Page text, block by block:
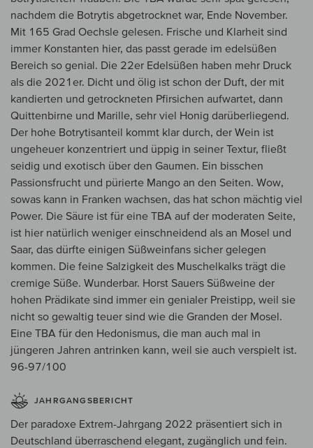
nachdem die Botrytis abgetrocknet war, Ende November.
Mit 165 Grad Oechsle gelesen. Frische und Klarheit sind
immer Konstanten hier, das passt gerade im edelsüßen
Bereich so genial. Die 22er Edelsüßen haben mehr Druck
als die 2021er. Dicht und ölig ist schon der Duft, der mit
kandierten und getrockneten Pfirsichen aufwartet, dann
Quittenbirne und Marille, sehr viel Honig darüberliegend.
Der hohe Botrytisanteil kommt klar durch, der Wein ist
ungeheuer konzentriert und üppig in seiner Textur, fließt
seidig und exotisch über den Gaumen. Ein bisschen
Passionsfrucht und pürierte Mango an den Seiten. Wow,
sowas kann in Franken wachsen, das hat schon mächtig viel
Power. Die Säure ist für eine TBA auf der moderaten Seite,
ist hier natürlich weniger einschneidend als an Mosel und
Saar, das dürfte einigen Süßweinfans sicher gelegen
kommen. Die feine Salzigkeit des Muschelkalks trägt die
cremige Süße. Wunderbar. Horst Sauers Süßweine der
hohen Prädikate sind immer ein genialer Preistipp, weil sie
nicht so gewaltig teuer sind wie die Granden der Mosel.
Eine TBA für den Hedonismus, die man auch mal in
jüngeren Jahren antrinken kann, weil sie auch verspielt ist.
96-97/100
JAHRGANGSBERICHT
Der paradoxe Extrem-Jahrgang 2022 präsentiert sich in
Deutschland überraschend elegant, zugänglich und fein.